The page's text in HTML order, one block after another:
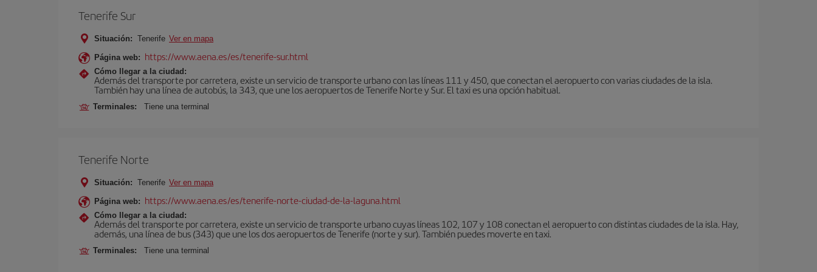
Tenerife Sur
Situación: Tenerife Ver en mapa
Página web: https://www.aena.es/es/tenerife-sur.html
Cómo llegar a la ciudad:
Además del transporte por carretera, existe un servicio de transporte urbano con las líneas 111 y 450, que conectan el aeropuerto con varias ciudades de la isla.
También hay una línea de autobús, la 343, que une los aeropuertos de Tenerife Norte y Sur. El taxi es una opción habitual.
Terminales: Tiene una terminal
Tenerife Norte
Situación: Tenerife Ver en mapa
Página web: https://www.aena.es/es/tenerife-norte-ciudad-de-la-laguna.html
Cómo llegar a la ciudad:
Además del transporte por carretera, existe un servicio de transporte urbano cuyas líneas 102, 107 y 108 conectan el aeropuerto con distintas ciudades de la isla. Hay,
además, una línea de bus (343) que une los dos aeropuertos de Tenerife (norte y sur). También puedes moverte en taxi.
Terminales: Tiene una terminal